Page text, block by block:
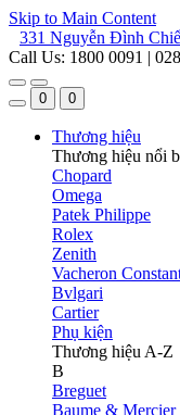
Skip to Main Content
331 Nguyễn Đình
Call Us: 1800 0091 |
0 0
Thương hiệu
Thương hiệu nổi
Chopard
Omega
Patek Philippe
Rolex
Zenith
Vacheron
Bvlgari
Cartier
Phụ kiện
Thương hiệu A-Z
B
Breguet
Baume & Mercier